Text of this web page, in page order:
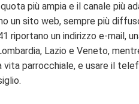
più ampia e il canale più
un sito web, sempre più
riportano un indirizzo e-mail,
Lazio e Veneto,
parrocchiale, e usare il